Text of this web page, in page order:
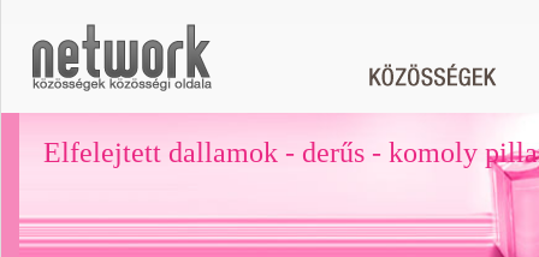
Elfelejtett dallamok - derűs - komoly